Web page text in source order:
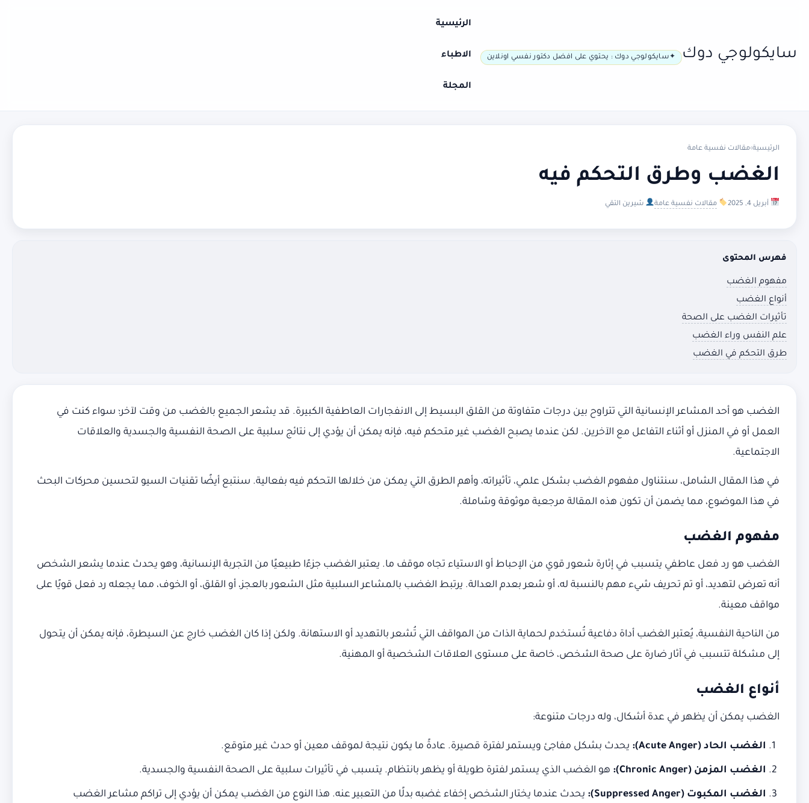
سايكولوجي دوك سايكولوجي دوك : يحتوي على افضل دكتور نفسي اونلاين
الرئيسية
الاطباء
المجلة
الرئيسية›مقالات نفسية عامة
الغضب وطرق التحكم فيه
أبريل 4, 2025 مقالات نفسية عامة شيرين التقي
فهرس المحتوى
مفهوم الغضب
أنواع الغضب
تأثيرات الغضب على الصحة
علم النفس وراء الغضب
طرق التحكم في الغضب
الغضب هو أحد المشاعر الإنسانية التي تتراوح بين درجات متفاوتة من القلق البسيط إلى الانفجارات العاطفية الكبيرة. قد يشعر الجميع بالغضب من وقت لآخر؛ سواء كنت في
العمل أو في المنزل أو أثناء التفاعل مع الآخرين. لكن عندما يصبح الغضب غير متحكم فيه، فإنه يمكن أن يؤدي إلى نتائج سلبية على الصحة النفسية والجسدية والعلاقات
الاجتماعية.
في هذا المقال الشامل، سنتناول مفهوم الغضب بشكل علمي، تأثيراته، وأهم الطرق التي يمكن من خلالها التحكم فيه بفعالية. سنتبع أيضًا تقنيات السيو لتحسين محركات البحث
في هذا الموضوع، مما يضمن أن تكون هذه المقالة مرجعية موثوقة وشاملة.
مفهوم الغضب
الغضب هو رد فعل عاطفي يتسبب في إثارة شعور قوي من الإحباط أو الاستياء تجاه موقف ما. يعتبر الغضب جزءًا طبيعيًا من التجربة الإنسانية، وهو يحدث عندما يشعر الشخص
أنه تعرض لتهديد، أو تم تحريف شيء مهم بالنسبة له، أو شعر بعدم العدالة. يرتبط الغضب بالمشاعر السلبية مثل الشعور بالعجز، أو القلق، أو الخوف، مما يجعله رد فعل قويًا على
مواقف معينة.
من الناحية النفسية، يُعتبر الغضب أداة دفاعية تُستخدم لحماية الذات من المواقف التي تُشعر بالتهديد أو الاستهانة. ولكن إذا كان الغضب خارج عن السيطرة، فإنه يمكن أن يتحول
إلى مشكلة تتسبب في آثار ضارة على صحة الشخص، خاصة على مستوى العلاقات الشخصية أو المهنية.
أنواع الغضب
الغضب يمكن أن يظهر في عدة أشكال، وله درجات متنوعة:
الغضب الحاد (Acute Anger): يحدث بشكل مفاجئ ويستمر لفترة قصيرة. عادةً ما يكون نتيجة لموقف معين أو حدث غير متوقع.
الغضب المزمن (Chronic Anger): هو الغضب الذي يستمر لفترة طويلة أو يظهر بانتظام. يتسبب في تأثيرات سلبية على الصحة النفسية والجسدية.
الغضب المكبوت (Suppressed Anger):
يحدث عندما يختار الشخص إخفاء غضبه بدلًا من التعبير عنه. هذا النوع من الغضب يمكن أن يؤدي إلى تراكم مشاعر الغضب